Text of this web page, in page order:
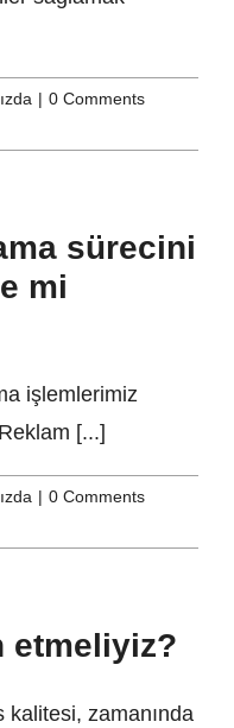
| 0 Comments
sürecini
mi
işlemlerimiz
[...]
| 0 Comments
etmeliyiz?
zamanında